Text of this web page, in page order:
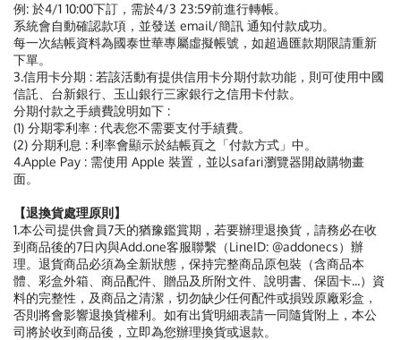
例: 於4/1 10:00下訂，需於4/3 23:59前進行轉帳。
系統會自動確認款項，並發送 email/簡訊 通知付款成功。
每一次結帳資料為國泰世華專屬虛擬帳號，如超過匯款期限請重新
下單。
3.信用卡分期 : 若該活動有提供信用卡分期付款功能，則可使用中國
信託、台新銀行、玉山銀行三家銀行之信用卡付款。
分期付款之手續費說明如下 :
(1) 分期零利率 : 代表您不需要支付手績費。
(2) 分期利息 : 利率會顯示於結帳頁之「付款方式」中。
4.Apple Pay : 需使用 Apple 裝置，並以safari瀏覽器開啟購物畫
面。
【退換貨處理原則】
1.本公司提供會員7天的猶豫鑑賞期，若要辦理退換貨，請務必在收
到商品後的7日內與Add.one客服聯繫（LineID: @addonecs）辦
理。退貨商品必須為全新狀態，保持完整商品原包裝（含商品本
體、彩盒外箱、商品配件、贈品及所附文件、說明書、保固卡...）資
料的完整性，及商品之清潔，切勿缺少任何配件或損毀原廠彩盒，
否則將會影響退換貨權利。如有出貨明細表請一同隨貨附上，本公
司將於收到商品後，立即為您辦理換貨或退款。